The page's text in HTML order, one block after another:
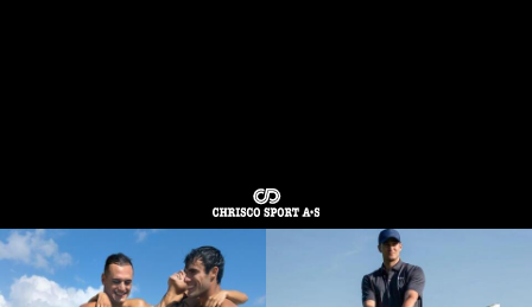
Om arena
Kontakt Oss
Vilkår og betingelser